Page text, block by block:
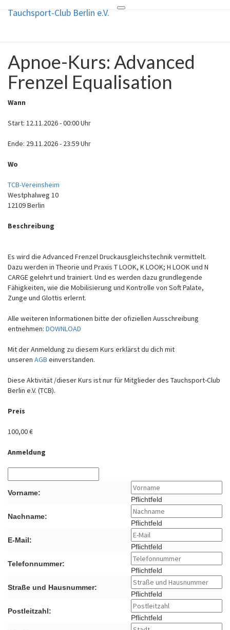
Toggle
Tauchsport-Club Berlin e.V.
Tauchsport-Club Berlin e.V.
Apnoe-
Kurs:
Advanced
Frenzel
Apnoe-Kurs: Advanced
Frenzel Equalisation
Wann
Start: 12.11.2026 - 00:00 Uhr
Ende: 29.11.2026 - 23:59 Uhr
Wo
TCB-Vereinsheim
Westphalweg 10
12109 Berlin
Beschreibung
Es wird die Advanced Frenzel Druckausgleichstechnik vermittelt.
Dazu werden in Theorie und Praxis T LOOK, K LOOK; H LOOK und N
CARGE gelehrt und trainiert. Und es werden dazu grundlegende
Fähigkeiten, wie die Mobilisierung und Kontrolle von Soft Palate,
Zunge und Glottis erlernt.
Alle weiteren Informationen bitte der ofiziellen Ausschreibung
entnehmen: DOWNLOAD
Mit der Anmeldung zu diesem Kurs erklärst du dich mit
unseren AGB einverstanden.
Diese Aktivität /dieser Kurs ist nur für Mitglieder des Tauchsport-Club
Berlin e.V. (TCB).
Preis
100,00 €
Anmeldung
Vorname:
Pflichtfeld
Nachname:
Pflichtfeld
E-Mail:
Pflichtfeld
Telefonnummer:
Pflichtfeld
Straße und Hausnummer:
Pflichtfeld
Postleitzahl:
Pflichtfeld